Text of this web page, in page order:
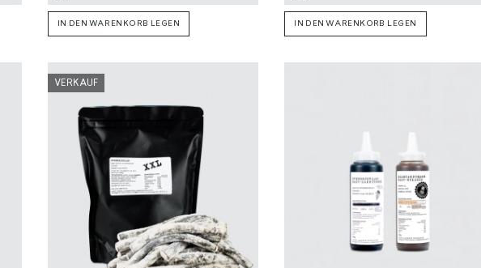
IN DEN WARENKORB LEGEN IN DEN WARENKORB LEGEN
VERKAUF